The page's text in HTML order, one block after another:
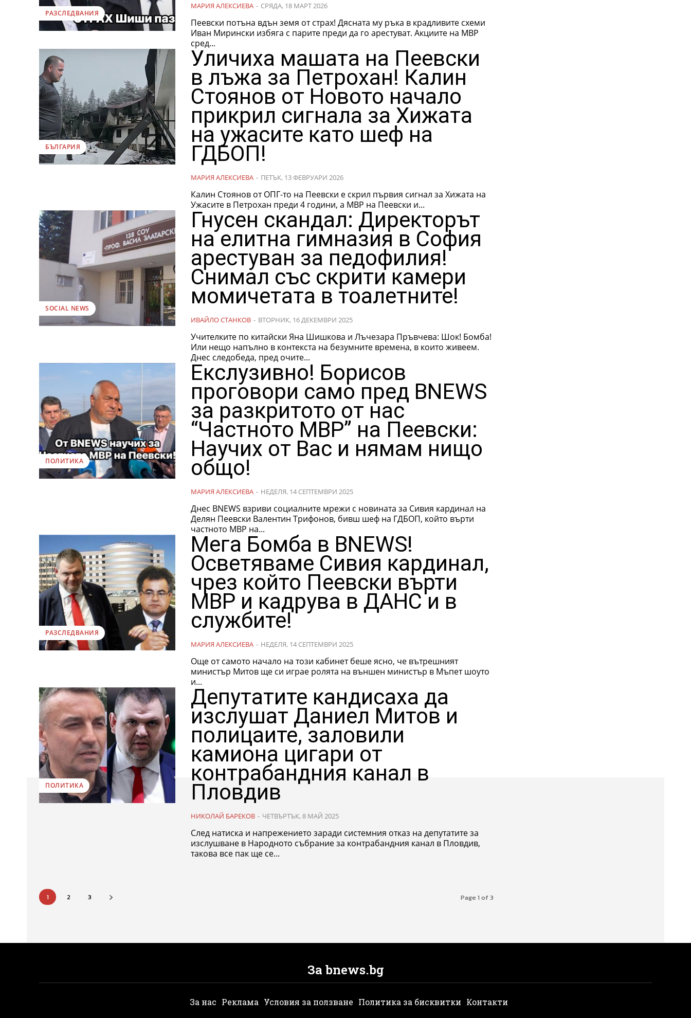
РАЗСЛЕДВАНИЯ
МАРИЯ АЛЕКСИЕВА - СРЯДА, 18 МАРТ 2026
Пеевски потъна вдън земя от страх! Дясната му ръка в крадливите схеми
Иван Мирински избяга с парите преди да го арестуват. Акциите на МВР
сред...
БЪЛГАРИЯ
Уличиха машата на Пеевски
в лъжа за Петрохан! Калин
Стоянов от Новото начало
прикрил сигнала за Хижата
на ужасите като шеф на
ГДБОП!
МАРИЯ АЛЕКСИЕВА - ПЕТЪК, 13 ФЕВРУАРИ 2026
Калин Стоянов от ОПГ-то на Пеевски е скрил първия сигнал за Хижата на
Ужасите в Петрохан преди 4 години, а МВР на Пеевски и...
SOCIAL NEWS
Гнусен скандал: Директорът
на елитна гимназия в София
арестуван за педофилия!
Снимал със скрити камери
момичетата в тоалетните!
ИВАЙЛО СТАНКОВ - ВТОРНИК, 16 ДЕКЕМВРИ 2025
Учителките по китайски Яна Шишкова и Лъчезара Пръвчева: Шок! Бомба!
Или нещо напълно в контекста на безумните времена, в които живеем.
Днес следобеда, пред очите...
ПОЛИТИКА
Екслузивно! Борисов
проговори само пред BNEWS
за разкритото от нас
“Частното МВР” на Пеевски:
Научих от Вас и нямам нищо
общо!
МАРИЯ АЛЕКСИЕВА - НЕДЕЛЯ, 14 СЕПТЕМВРИ 2025
Днес BNEWS взриви социалните мрежи с новината за Сивия кардинал на
Делян Пеевски Валентин Трифонов, бивш шеф на ГДБОП, който върти
частното МВР на...
РАЗСЛЕДВАНИЯ
Мега Бомба в BNEWS!
Осветяваме Сивия кардинал,
чрез който Пеевски върти
МВР и кадрува в ДАНС и в
службите!
МАРИЯ АЛЕКСИЕВА - НЕДЕЛЯ, 14 СЕПТЕМВРИ 2025
Още от самото начало на този кабинет беше ясно, че вътрешният
министър Митов ще си играе ролята на външен министър в Мъпет шоуто
и...
ПОЛИТИКА
Депутатите кандисаха да
изслушат Даниел Митов и
полицаите, заловили
камиона цигари от
контрабандния канал в
Пловдив
НИКОЛАЙ БАРЕКОВ - ЧЕТВЪРТЪК, 8 МАЙ 2025
След натиска и напрежението заради системния отказ на депутатите за
изслушване в Народното събрание за контрабандния канал в Пловдив,
такова все пак ще се...
1 2 3 Page 1 of 3
За bnews.bg
За нас Реклама Условия за ползване Политика за бисквитки Контакти